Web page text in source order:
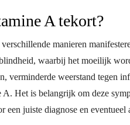
A tekort?
manieren
waarbij het moeilijk
verminderde weerstand tegen
Het is belangrijk om deze
een juiste diagnose en